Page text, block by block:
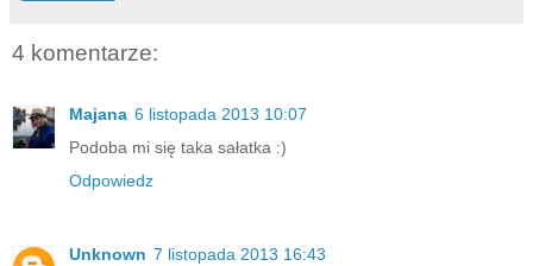
4 komentarze:
Majana 6 listopada 2013 10:07
Podoba mi się taka sałatka :)
Odpowiedz
Unknown 7 listopada 2013 16:43